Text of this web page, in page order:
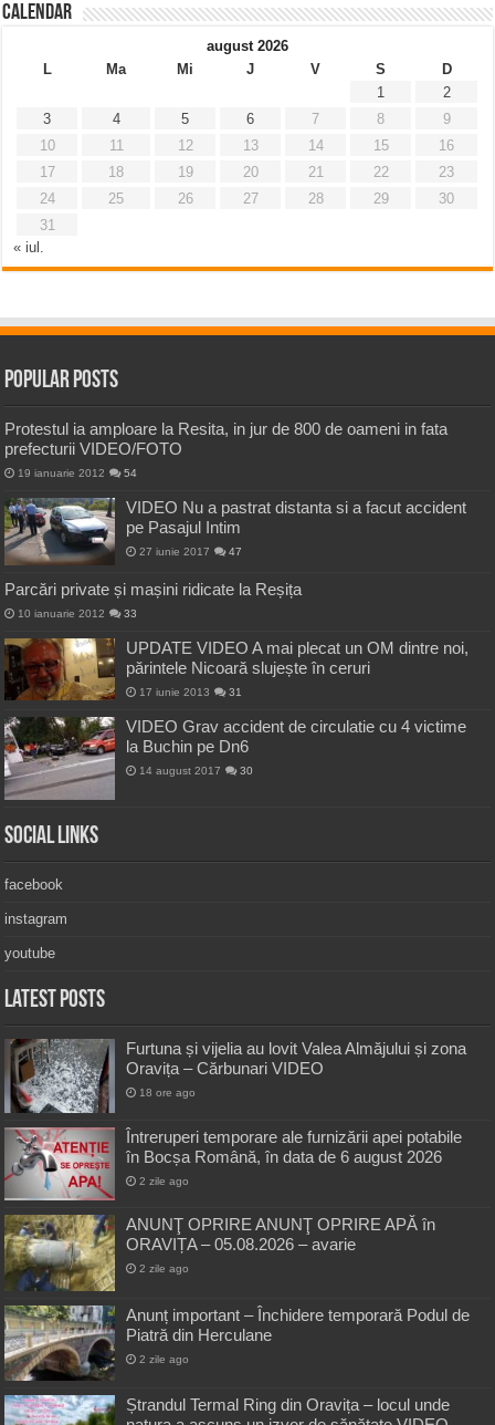
Calendar
august 2026
L
Ma Mi J V S
D
1
2
3
4 5 6 7 8
9
10
11 12 13 14 15
16
17
18 19 20 21 22
23
24
25 26 27 28 29
30
31
« iul.
Popular Posts
Protestul ia amploare la Resita, in jur de 800 de oameni in fata
prefecturii VIDEO/FOTO
19 ianuarie 2012 54
VIDEO Nu a pastrat distanta si a facut accident
pe Pasajul Intim
27 iunie 2017 47
Parcări private și mașini ridicate la Reșița
10 ianuarie 2012 33
UPDATE VIDEO A mai plecat un OM dintre noi,
părintele Nicoară slujește în ceruri
17 iunie 2013 31
VIDEO Grav accident de circulatie cu 4 victime
la Buchin pe Dn6
14 august 2017 30
Social Links
facebook
instagram
youtube
Latest Posts
Furtuna și vijelia au lovit Valea Almăjului și zona
Oravița – Cărbunari VIDEO
18 ore ago
Întreruperi temporare ale furnizării apei potabile
în Bocșa Română, în data de 6 august 2026
2 zile ago
ANUNŢ OPRIRE ANUNŢ OPRIRE APĂ în
ORAVIȚA – 05.08.2026 – avarie
2 zile ago
Anunț important – Închidere temporară Podul de
Piatră din Herculane
2 zile ago
Ștrandul Termal Ring din Oravița – locul unde